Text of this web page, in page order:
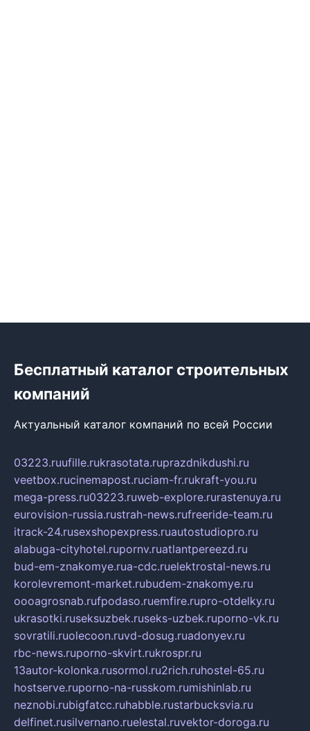
Бесплатный каталог строительных
компаний
Актуальный каталог компаний по всей России
03223.ruufille.rukrasotata.ruprazdnikdushi.ru
veetbox.rucinemapost.ruciam-fr.rukraft-you.ru
mega-press.ru03223.ruweb-explore.rurastenuya.ru
eurovision-russia.rustrah-news.rufreeride-team.ru
itrack-24.rusexshopexpress.ruautostudiopro.ru
alabuga-cityhotel.rupornv.ruatlantpereezd.ru
bud-em-znakomye.rua-cdc.ruelektrostal-news.ru
korolevremont-market.rubudem-znakomye.ru
oooagrosnab.rufpodaso.ruemfire.rupro-otdelky.ru
ukrasotki.ruseksuzbek.ruseks-uzbek.ruporno-vk.ru
sovratili.ruolecoon.ruvd-dosug.ruadonyev.ru
rbc-news.ruporno-skvirt.rukrospr.ru
13autor-kolonka.rusormol.ru2rich.ruhostel-65.ru
hostserve.ruporno-na-russkom.rumishinlab.ru
neznobi.rubigfatcc.ruhabble.rustarbucksvia.ru
delfinet.rusilvernano.ruelestal.ruvektor-doroga.ru